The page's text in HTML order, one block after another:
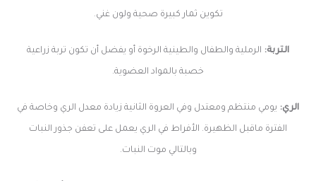
تكوين ثمار كبيرة صحية ولون غني.
التربة: الرملية والطفال والطينية الرخوة أو يفضل أن تكون تربة زراعية
خصبة بالمواد العضوية.
الري: يومي منتظم ومعتدل وفي العروة الثانية زيادة معدل الري وخاصة في
الفترة ماقبل الظهيرة. الأفراط في الري يعمل على تعفن جذور النبات
وبالتالي موت النبات.